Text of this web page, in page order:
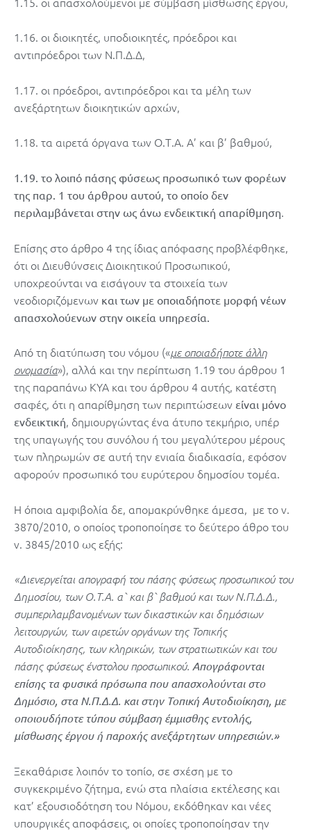
1.16. οι διοικητές, υποδιοικητές, πρόεδροι και
αντιπρόεδροι των Ν.Π.Δ.Δ,
1.17. οι πρόεδροι, αντιπρόεδροι και τα μέλη των
ανεξάρτητων διοικητικών αρχών,
1.18. τα αιρετά όργανα των Ο.Τ.Α. Α’ και β’ βαθμού,
1.19. το λοιπό πάσης φύσεως προσωπικό των φορέων
της παρ. 1 του άρθρου αυτού, το οποίο δεν
περιλαμβάνεται στην ως άνω ενδεικτική απαρίθμηση.
Επίσης στο άρθρο 4 της ίδιας απόφασης προβλέφθηκε,
ότι οι Διευθύνσεις Διοικητικού Προσωπικού,
υποχρεούνται να εισάγουν τα στοιχεία των
νεοδιοριζόμενων και των με οποιαδήποτε μορφή νέων
απασχολούενων στην οικεία υπηρεσία.
Από τη διατύπωση του νόμου («με οποιαδήποτε άλλη
ονομασία»), αλλά και την περίπτωση 1.19 του άρθρου 1
της παραπάνω ΚΥΑ και του άρθρου 4 αυτής, κατέστη
σαφές, ότι η απαρίθμηση των περιπτώσεων είναι μόνο
ενδεικτική, δημιουργώντας ένα άτυπο τεκμήριο, υπέρ
της υπαγωγής του συνόλου ή του μεγαλύτερου μέρους
των πληρωμών σε αυτή την ενιαία διαδικασία, εφόσον
αφορούν προσωπικό του ευρύτερου δημοσίου τομέα.
Η όποια αμφιβολία δε, απομακρύνθηκε άμεσα, με το ν.
3870/2010, ο οποίος τροποποίησε το δεύτερο άθρο του
ν. 3845/2010 ως εξής:
«Διενεργείται απογραφή του πάσης φύσεως προσωπικού του
Δημοσίου, των Ο.Τ.Α. α` και β` βαθμού και των Ν.Π.Δ.Δ.,
συμπεριλαμβανομένων των δικαστικών και δημόσιων
λειτουργών, των αιρετών οργάνων της Τοπικής
Αυτοδιοίκησης, των κληρικών, των στρατιωτικών και του
πάσης φύσεως ένστολου προσωπικού. Απογράφονται
επίσης τα φυσικά πρόσωπα που απασχολούνται στο
Δημόσιο, στα Ν.Π.Δ.Δ. και στην ΤοπικήΑυτοδιοίκηση, με
οποιουδήποτε τύπου σύμβαση έμμισθης εντολής,
μίσθωσης έργου ή παροχής ανεξάρτητων υπηρεσιών.»
Ξεκαθάρισε λοιπόν το τοπίο, σε σχέση με το
συγκεκριμένο ζήτημα, ενώ στα πλαίσια εκτέλεσης και
κατ’ εξουσιοδότηση του Νόμου, εκδόθηκαν και νέες
υπουργικές αποφάσεις, οι οποίες τροποποίησαν την